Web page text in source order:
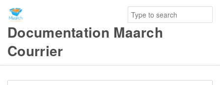
Documentation Maarch
Courrier